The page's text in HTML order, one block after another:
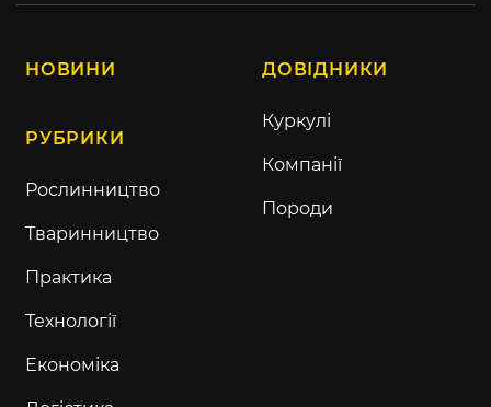
НОВИНИ
РУБРИКИ
Рослинництво
Тваринництво
Практика
Технології
Економіка
ДОВІДНИКИ
Куркулі
Компанії
Породи